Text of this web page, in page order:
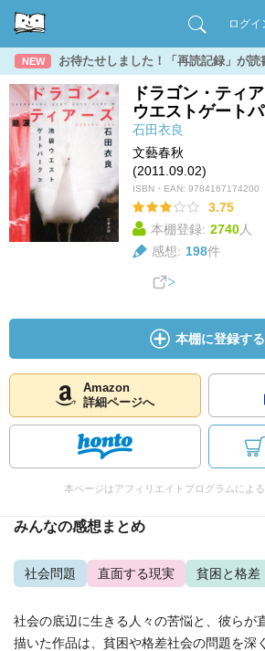
ログイ
NEW お待たせしました！「再読記録」が読
ドラゴン・ティ
ウエストゲート
石田衣良
文藝春秋
(2011.09.02)
ISBN・EAN: 9784167174200
3.75
本棚登録: 2740人
感想: 198件
本棚に登録する
Amazon
詳細ページへ
本ページはアフィリエイトプログラムによ
みんなの感想まとめ
社会問題 直面する現実 貧困と格差
社会の底辺に生きる人々の苦悩と、彼らが
描いた作品は、貧困や格差社会の問題を深